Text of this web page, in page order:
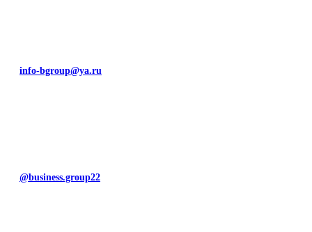
info-bgroup@ya.ru
@business.group22